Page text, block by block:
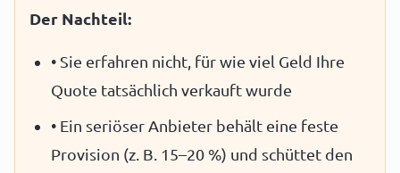
Der Nachteil:
• Sie erfahren nicht, für wie viel Geld Ihre
Quote tatsächlich verkauft wurde
• Ein seriöser Anbieter behält eine feste
Provision (z. B. 15–20 %) und schüttet den